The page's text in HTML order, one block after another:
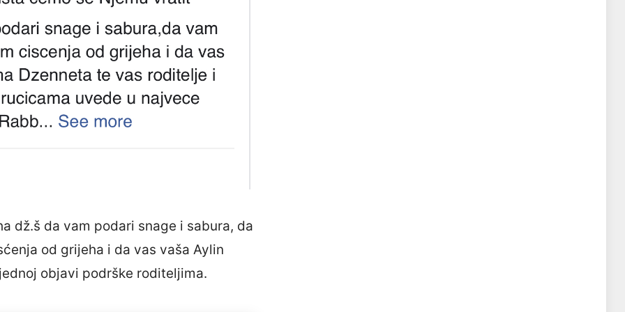
dž.š da vam podari snage i sabura, da
od grijeha i da vas vaša Aylin
objavi podrške roditeljima.